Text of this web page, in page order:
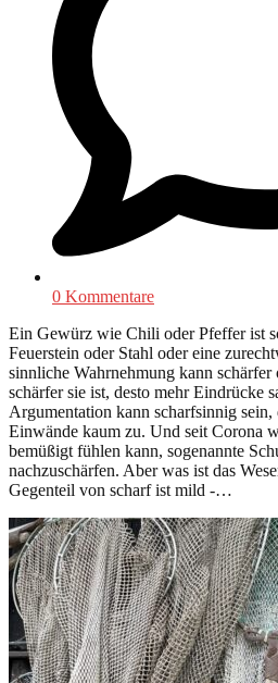
0 Kommentare
Ein Gewürz wie Chili oder Pfeffer ist
Feuerstein oder Stahl oder eine
sinnliche Wahrnehmung kann
schärfer sie ist, desto mehr Eindrücke
Argumentation kann scharfsinnig sein,
Einwände kaum zu. Und seit Corona
bemüßigt fühlen kann, sogenannte
nachzuschärfen. Aber was ist das
Gegenteil von scharf ist mild -…